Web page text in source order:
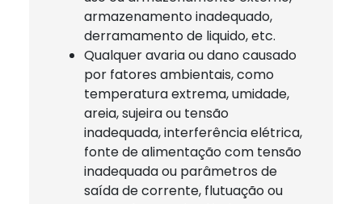
armazenamento inadequado,
derramamento de liquido, etc.
Qualquer avaria ou dano causado
por fatores ambientais, como
temperatura extrema, umidade,
areia, sujeira ou tensão
inadequada, interferência elétrica,
fonte de alimentação com tensão
inadequada ou parâmetros de
saída de corrente, flutuação ou